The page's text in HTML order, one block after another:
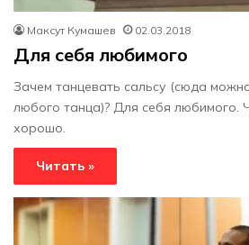
Максут Кумашев 02.03.2018
Для себя любимого
Зачем танцевать сальсу (сюда
любого танца)? Для себя любимого.
хорошо.
Читать »